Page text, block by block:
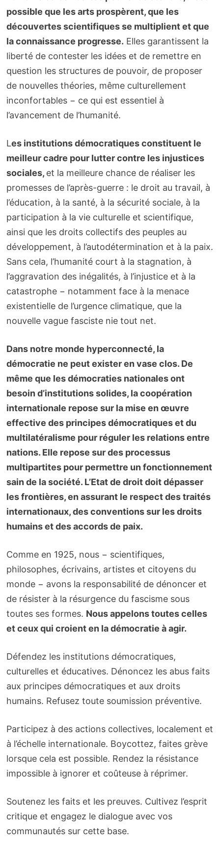
possible que les arts prospèrent, que les
découvertes scientifiques se multiplient et que
la connaissance progresse. Elles garantissent la
liberté de contester les idées et de remettre en
question les structures de pouvoir, de proposer
de nouvelles théories, même culturellement
inconfortables − ce qui est essentiel à
l’avancement de l’humanité.
Les institutions démocratiques constituent le
meilleur cadre pour lutter contre les injustices
sociales, et la meilleure chance de réaliser les
promesses de l’après-guerre : le droit au travail, à
l’éducation, à la santé, à la sécurité sociale, à la
participation à la vie culturelle et scientifique,
ainsi que les droits collectifs des peuples au
développement, à l’autodétermination et à la paix.
Sans cela, l’humanité court à la stagnation, à
l’aggravation des inégalités, à l’injustice et à la
catastrophe − notamment face à la menace
existentielle de l’urgence climatique, que la
nouvelle vague fasciste nie tout net.
Dans notre monde hyperconnecté, la
démocratie ne peut exister en vase clos. De
même que les démocraties nationales ont
besoin d’institutions solides, la coopération
internationale repose sur la mise en œuvre
effective des principes démocratiques et du
multilatéralisme pour réguler les relations entre
nations. Elle repose sur des processus
multipartites pour permettre un fonctionnement
sain de la société. L’Etat de droit doit dépasser
les frontières, en assurant le respect des traités
internationaux, des conventions sur les droits
humains et des accords de paix.
Comme en 1925, nous − scientifiques,
philosophes, écrivains, artistes et citoyens du
monde − avons la responsabilité de dénoncer et
de résister à la résurgence du fascisme sous
toutes ses formes. Nous appelons toutes celles
et ceux qui croient en la démocratie à agir.
Défendez les institutions démocratiques,
culturelles et éducatives. Dénoncez les abus faits
aux principes démocratiques et aux droits
humains. Refusez toute soumission préventive.
Participez à des actions collectives, localement et
à l’échelle internationale. Boycottez, faites grève
lorsque cela est possible. Rendez la résistance
impossible à ignorer et coûteuse à réprimer.
Soutenez les faits et les preuves. Cultivez l’esprit
critique et engagez le dialogue avec vos
communautés sur cette base.